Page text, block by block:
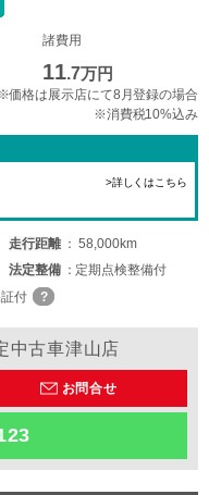
諸費用
11.7万円
価格は展示店にて8月登録の場合
※消費税10%込み
>詳しくはこちら
走行距離
58,000km
法定整備
定期点検整備付
付
中古車津山店
お問合せ